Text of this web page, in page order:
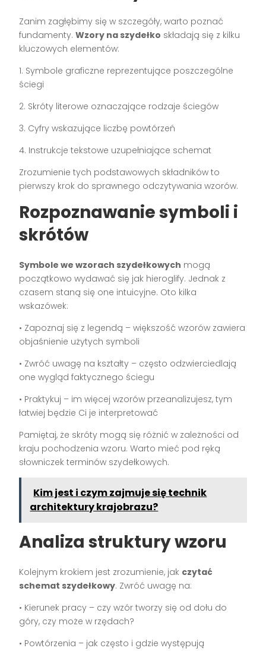
Zanim zagłębimy się w szczegóły, warto poznać
fundamenty.Wzory na szydełko składają się z kilku
kluczowych elementów:
1. Symbole graficzne reprezentujące poszczególne
ściegi
2. Skróty literowe oznaczające rodzaje ściegów
3. Cyfry wskazujące liczbę powtórzeń
4. Instrukcje tekstowe uzupełniające schemat
Zrozumienie tych podstawowych składników to
pierwszy krok do sprawnego odczytywania wzorów.
Rozpoznawanie symboli i
skrótów
Symbole we wzorach szydełkowych mogą
początkowo wydawać się jak hieroglify. Jednak z
czasem staną się one intuicyjne. Oto kilka
wskazówek:
• Zapoznaj się z legendą – większość wzorów zawiera
objaśnienie użytych symboli
• Zwróć uwagę na kształty – często odzwierciedlają
one wygląd faktycznego ściegu
• Praktykuj – im więcej wzorów przeanalizujesz, tym
łatwiej będzie Ci je interpretować
Pamiętaj, że skróty mogą się różnić w zależności od
kraju pochodzenia wzoru. Warto mieć pod ręką
słowniczek terminów szydełkowych.
Kim jest i czym zajmuje się technik
architektury krajobrazu?
Analiza struktury wzoru
Kolejnym krokiem jest zrozumienie, jak czytać
schemat szydełkowy. Zwróć uwagę na:
• Kierunek pracy – czy wzór tworzy się od dołu do
góry, czy może w rzędach?
• Powtórzenia – jak często i gdzie występują